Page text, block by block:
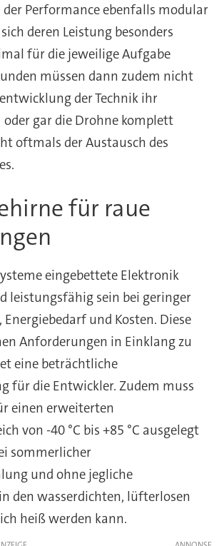
Performance ebenfalls modular
deren Leistung besonders
für die jeweilige Aufgabe
müssen dann zudem nicht
der Technik ihr
oder gar die Drohne komplett
oftmals der Austausch des
für raue
eingebettete Elektronik
leistungsfähig sein bei geringer
und Kosten. Diese
Anforderungen in Einklang zu
eine beträchtliche
für die Entwickler. Zudem muss
einen erweiterten
von -40 °C bis +85 °C ausgelegt
sommerlicher
und ohne jegliche
den wasserdichten, lüfterlosen
heiß werden kann.